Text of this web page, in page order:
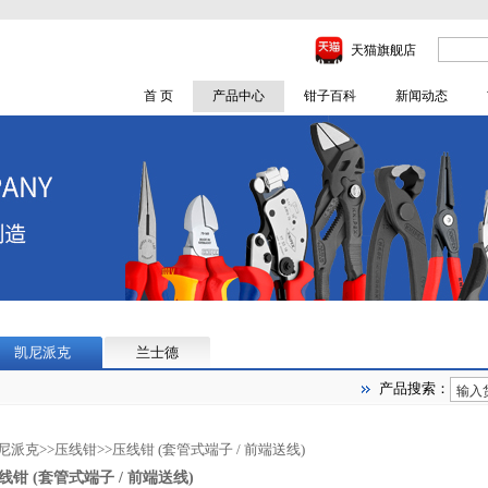
天猫旗舰店
首 页 产品中心 钳子百科 新闻动态
凯尼派克 兰士德
产品搜索：
派克>>压线钳>>压线钳 (套管式端子 / 前端送线)
钳 (套管式端子 / 前端送线)